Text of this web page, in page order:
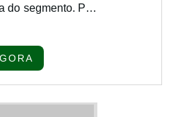
do segmento. Para
por um bom